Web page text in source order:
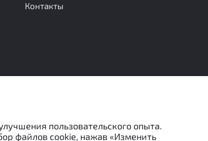
Контакты
пользовательского опыта.
файлов cookie, нажав «Изменить